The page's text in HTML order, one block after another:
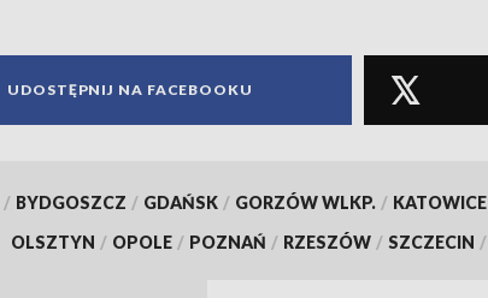
UDOSTĘPNIJ NA FACEBOOKU
/ BYDGOSZCZ / GDAŃSK / GORZÓW WLKP. / KATOWICE
OLSZTYN / OPOLE / POZNAŃ / RZESZÓW / SZCZECIN /